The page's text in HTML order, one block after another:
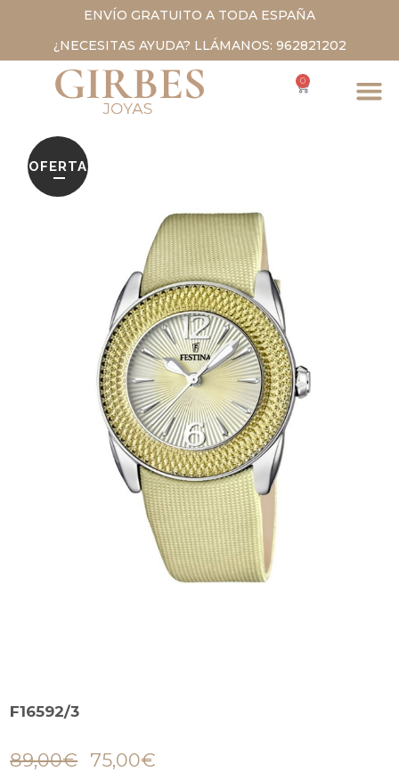
ENVÍO GRATUITO A TODA ESPAÑA
¿NECESITAS AYUDA? LLÁMANOS: 962821202
0
OFERTA
F16592/3
89,00€ 75,00€